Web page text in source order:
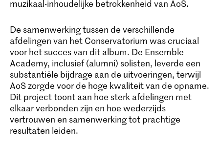
muzikaal-inhoudelijke betrokkenheid van AoS.
De samenwerking tussen de verschillende
afdelingen van het Conservatorium was cruciaal
voor het succes van dit album. De Ensemble
Academy, inclusief (alumni) solisten, leverde een
substantiële bijdrage aan de uitvoeringen, terwijl
AoS zorgde voor de hoge kwaliteit van de opname.
Dit project toont aan hoe sterk afdelingen met
elkaar verbonden zijn en hoe wederzijds
vertrouwen en samenwerking tot prachtige
resultaten leiden.